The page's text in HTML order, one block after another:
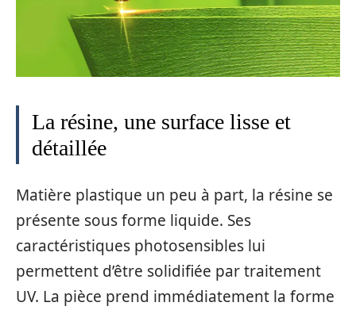
La résine, une surface lisse et
détaillée
Matière plastique un peu à part, la résine se
présente sous forme liquide. Ses
caractéristiques photosensibles lui
permettent d’être solidifiée par traitement
UV. La pièce prend immédiatement la forme